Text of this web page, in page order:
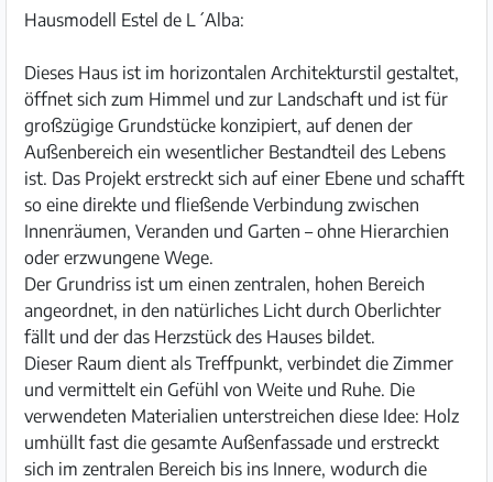
Hausmodell Estel de L´Alba:
Dieses Haus ist im horizontalen Architekturstil gestaltet,
öffnet sich zum Himmel und zur Landschaft und ist für
großzügige Grundstücke konzipiert, auf denen der
Außenbereich ein wesentlicher Bestandteil des Lebens
ist. Das Projekt erstreckt sich auf einer Ebene und schafft
so eine direkte und fließende Verbindung zwischen
Innenräumen, Veranden und Garten – ohne Hierarchien
oder erzwungene Wege.
Der Grundriss ist um einen zentralen, hohen Bereich
angeordnet, in den natürliches Licht durch Oberlichter
fällt und der das Herzstück des Hauses bildet.
Dieser Raum dient als Treffpunkt, verbindet die Zimmer
und vermittelt ein Gefühl von Weite und Ruhe. Die
verwendeten Materialien unterstreichen diese Idee: Holz
umhüllt fast die gesamte Außenfassade und erstreckt
sich im zentralen Bereich bis ins Innere, wodurch die